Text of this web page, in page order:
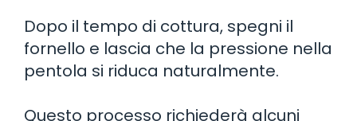
Dopo il tempo di cottura, spegni il
fornello e lascia che la pressione nella
pentola si riduca naturalmente.
Questo processo richiederà alcuni